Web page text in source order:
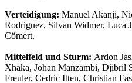
Verteidigung: Manuel Akanji,
Rodriguez, Silvan Widmer, Luca
Cömert.
Mittelfeld und Sturm: Ardon
Xhaka, Johan Manzambi, Djibril
Freuler, Cedric Itten, Christian